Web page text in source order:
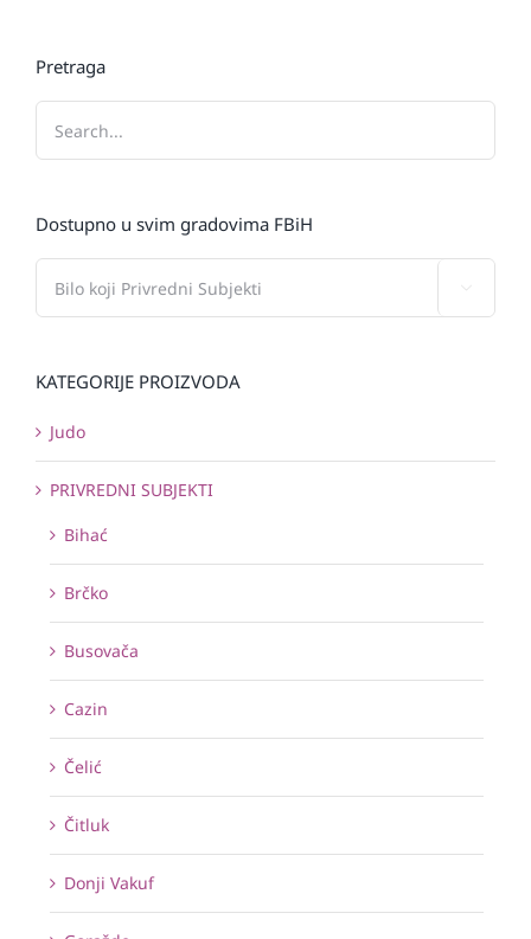
Pretraga
Dostupno u svim gradovima FBiH
KATEGORIJE PROIZVODA
Judo
PRIVREDNI SUBJEKTI
Bihać
Brčko
Busovača
Cazin
Čelić
Čitluk
Donji Vakuf